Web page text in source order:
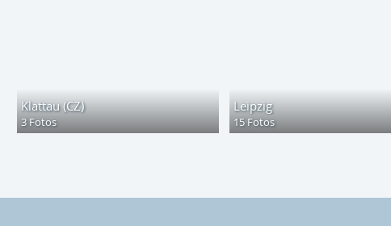
Klattau (CZ)
3 Fotos
Leipzig
15 Fotos